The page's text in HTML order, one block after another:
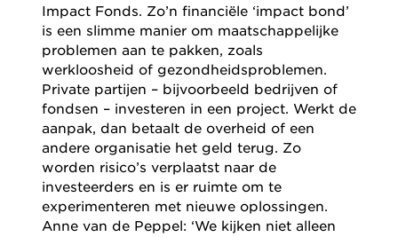
Impact Fonds. Zo’n financiële ‘impact bond’
is een slimme manier om maatschappelijke
problemen aan te pakken, zoals
werkloosheid of gezondheidsproblemen.
Private partijen – bijvoorbeeld bedrijven of
fondsen – investeren in een project. Werkt de
aanpak, dan betaalt de overheid of een
andere organisatie het geld terug. Zo
worden risico’s verplaatst naar de
investeerders en is er ruimte om te
experimenteren met nieuwe oplossingen.
Anne van de Peppel: ‘We kijken niet alleen